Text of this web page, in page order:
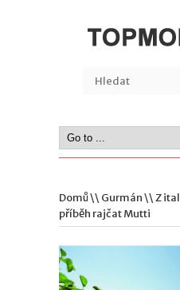
Domů\\ Gurmán\\ Z
příběh rajčat Mutti